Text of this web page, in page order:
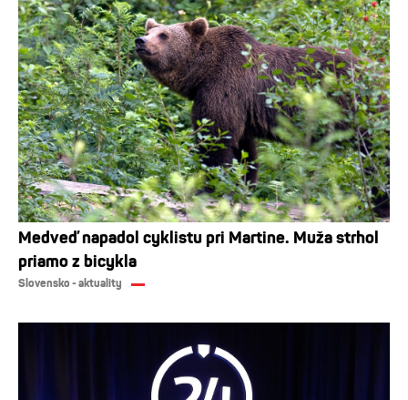
Medveď napadol cyklistu pri Martine. Muža strhol
priamo z bicykla
Slovensko - aktuality